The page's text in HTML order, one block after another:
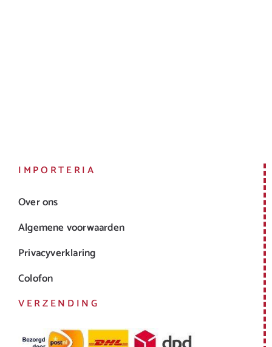
IMPORTERIA
Over ons
Algemene voorwaarden
Privacyverklaring
Colofon
VERZENDING